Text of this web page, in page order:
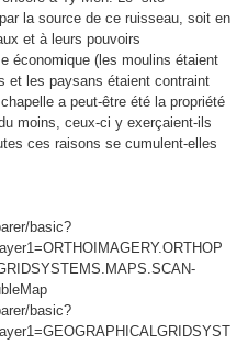
la source de ce ruisseau, soit en
et à leurs pouvoirs
économique (les moulins étaient
et les paysans étaient contraint
a peut-être été la propriété
moins, ceux-ci y exerçaient-ils
ces raisons se cumulent-elles
basic?
basic?